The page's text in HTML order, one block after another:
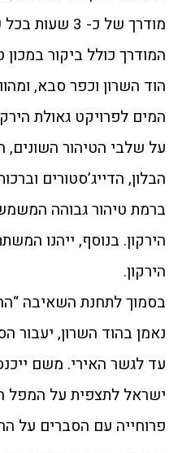
מודרך של כ- 3
המודרך כולל ביקור
הוד השרון וכפר סבא,
המים לפרויקט גאולת
על שלבי הטיהור השונים,
הבלון, הדייג’סטורים
ברמת טיהור גבוהה
הירקון. בנוסף, ייהנו
הירקון.
בסמוך לתחנת השאיבה
נאמן בהוד השרון, יעבור
עד לגשר האירי. משם
ישראל לתצפית על המפל
פרוחייה עם הסברים על